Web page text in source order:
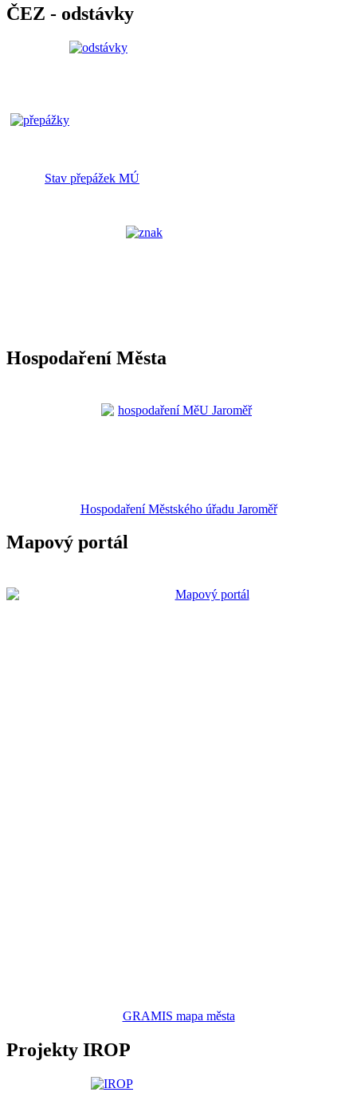
ČEZ - odstávky
Stav přepážek MÚ
Hospodaření Města
Hospodaření Městského úřadu Jaroměř
Mapový portál
GRAMIS mapa města
Projekty IROP